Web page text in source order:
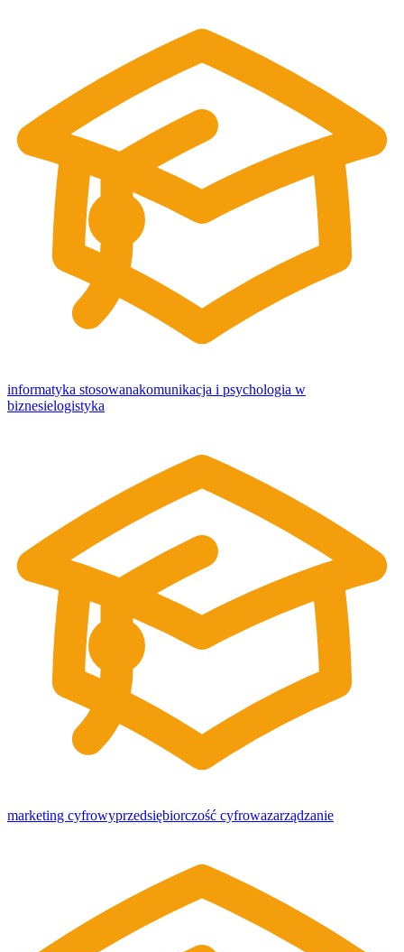
informatyka stosowanakomunikacja i psychologia w
biznesielogistyka
marketing cyfrowyprzedsiębiorczość cyfrowazarządzanie